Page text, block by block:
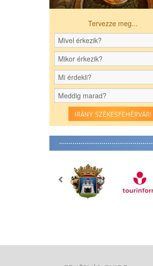
Tervezze meg...
IRÁNY SZÉKESFEHÉRVÁR!